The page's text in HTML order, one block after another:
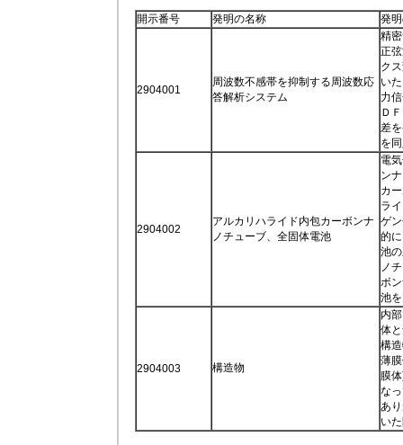
開示番号 発明の名称 発
2904001
周波数不感帯を抑制する周波数応
答解析システム
精
正
ク
い
力
Ｄ
差
を
2904002
アルカリハライド内包カーボンナ
ノチューブ、全固体電池
電
ン
カ
ラ
ゲ
的
池
ノ
ボ
池
2904003 構造物
内
体
構
薄
膜
な
あ
い